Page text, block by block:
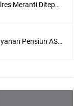
Rombongan Negeri Melaka dan Kapolres Meranti Ditepungtawari, Sinergi Adat hingga Green Policing Menguat
Bupati Asmar Dorong Kemudahan Layanan Pensiun ASN melalui Sinergi dengan BRK Syariah